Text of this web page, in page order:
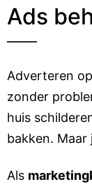
Ads
Adverteren op
zonder
huis
bakken. Maar
Als